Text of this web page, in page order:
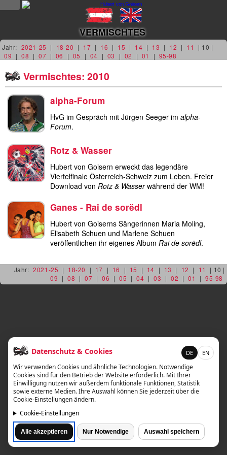
news
tv &
radio
tourplan
shop
MUSIK
projekte
diskografie
film
flüchtig
biografie
huberts
schreibtisch
ETC.
vermischtes
VERMISCHTES
Jahr: 2021-25 | 18-20 | 17 | 16 | 15 | 14 | 13 | 12 | 11
| 10 |
09 | 08 | 07 | 06 | 05 | 04 | 03 | 02 | 01 | 95-98
Vermischtes: 2010
alpha-Forum
HvG im Gespräch mit Jürgen Seeger imalpha-
Forum.
Rotz & Wasser
Hubert von Goisern erweckt das legendäre
Viertelfinale Österreich-Schweiz zum Leben. Freier
Download vonRotz & Wasserwährend der WM!
Ganes - Rai de sorëdl
Hubert von Goiserns Sängerinnen Maria Moling,
Elisabeth Schuen und Marlene Schuen
veröffentlichen ihr eigenes AlbumRai de sorëdl.
Jahr: 2021-25 | 18-20 | 17 | 16 | 15 | 14 | 13 | 12 | 11
| 10 |
09 | 08 | 07 | 06 | 05 | 04 | 03 | 02 | 01 | 95-98
Datenschutz & Cookies DE EN
Wir verwenden Cookies und ähnliche Technologien. Notwendige
Cookies sind für den Betrieb der Website erforderlich. Mit Ihrer
Einwilligung nutzen wir außerdem funktionale Funktionen, Statistik
sowie externe Medien. Ihre Auswahl können Sie jederzeit über die
Cookie-Einstellungen ändern.
Cookie-Einstellungen
Alle akzeptieren Nur Notwendige Auswahl speichern